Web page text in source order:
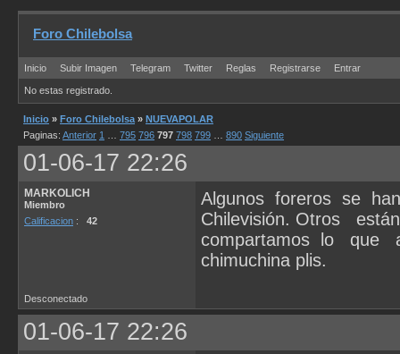
Foro Chilebolsa
Inicio Subir Imagen Telegram Twitter Reglas Registrarse Entrar
No estas registrado.
Inicio » Foro Chilebolsa » NUEVAPOLAR
Paginas: Anterior 1 795 796 797 798 799 890 Siguiente
01-06-17 22:26
MARKOLICH
Miembro
Calificacion : 42
Algunos foreros se
Chilevisión. Otros
compartamos lo que
chimuchina plis.
Desconectado
01-06-17 22:26